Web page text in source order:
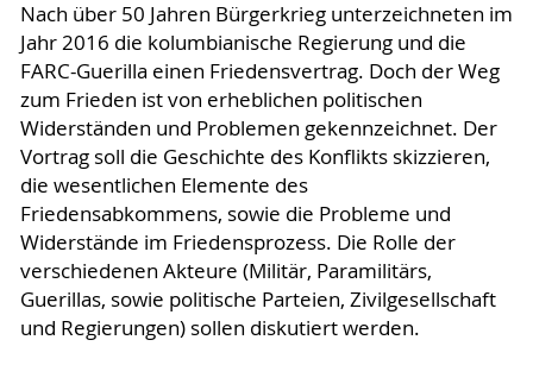
Nach über 50 Jahren Bürgerkrieg unterzeichneten im
Jahr 2016 die kolumbianische Regierung und die
FARC-Guerilla einen Friedensvertrag. Doch der Weg
zum Frieden ist von erheblichen politischen
Widerständen und Problemen gekennzeichnet. Der
Vortrag soll die Geschichte des Konflikts skizzieren,
die wesentlichen Elemente des
Friedensabkommens, sowie die Probleme und
Widerstände im Friedensprozess. Die Rolle der
verschiedenen Akteure (Militär, Paramilitärs,
Guerillas, sowie politische Parteien, Zivilgesellschaft
und Regierungen) sollen diskutiert werden.